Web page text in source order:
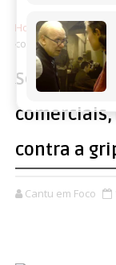
Home
comerciais, Paraná
Sem casos
contra a
Cantu em Foco